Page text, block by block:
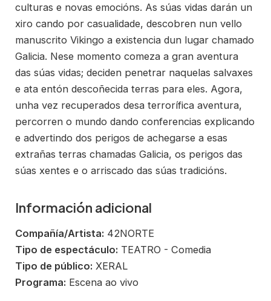
culturas e novas emocións. As súas vidas darán un
xiro cando por casualidade, descobren nun vello
manuscrito Vikingo a existencia dun lugar chamado
Galicia. Nese momento comeza a gran aventura
das súas vidas; deciden penetrar naquelas salvaxes
e ata entón descoñecida terras para eles. Agora,
unha vez recuperados desa terrorífica aventura,
percorren o mundo dando conferencias explicando
e advertindo dos perigos de achegarse a esas
extrañas terras chamadas Galicia, os perigos das
súas xentes e o arriscado das súas tradicións.
Información adicional
Compañía/Artista: 42NORTE
Tipo de espectáculo: TEATRO - Comedia
Tipo de público: XERAL
Programa: Escena ao vivo